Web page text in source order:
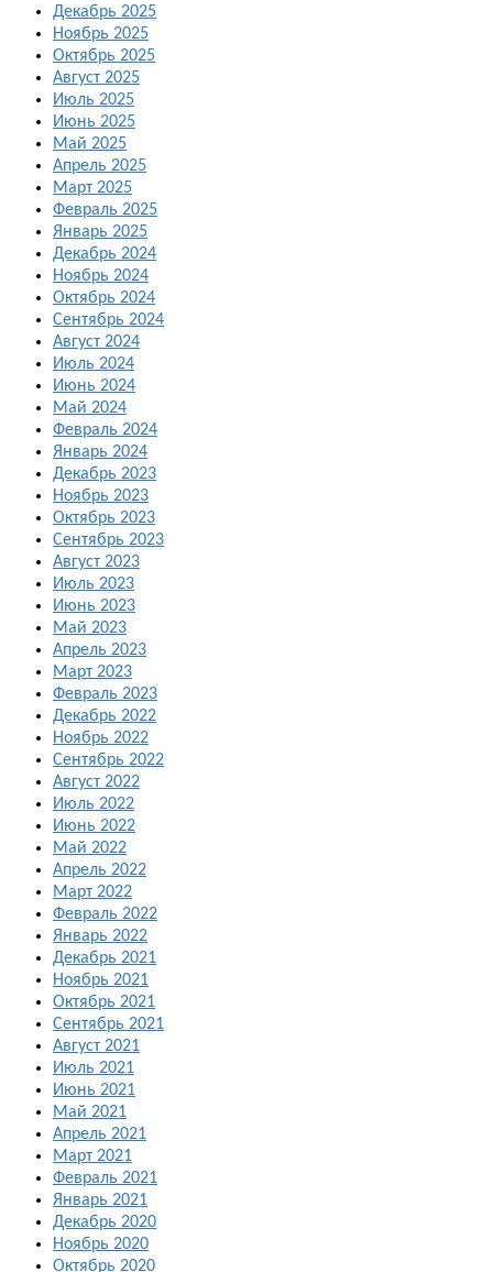
Декабрь 2025
Ноябрь 2025
Октябрь 2025
Август 2025
Июль 2025
Июнь 2025
Май 2025
Апрель 2025
Март 2025
Февраль 2025
Январь 2025
Декабрь 2024
Ноябрь 2024
Октябрь 2024
Сентябрь 2024
Август 2024
Июль 2024
Июнь 2024
Май 2024
Февраль 2024
Январь 2024
Декабрь 2023
Ноябрь 2023
Октябрь 2023
Сентябрь 2023
Август 2023
Июль 2023
Июнь 2023
Май 2023
Апрель 2023
Март 2023
Февраль 2023
Декабрь 2022
Ноябрь 2022
Сентябрь 2022
Август 2022
Июль 2022
Июнь 2022
Май 2022
Апрель 2022
Март 2022
Февраль 2022
Январь 2022
Декабрь 2021
Ноябрь 2021
Октябрь 2021
Сентябрь 2021
Август 2021
Июль 2021
Июнь 2021
Май 2021
Апрель 2021
Март 2021
Февраль 2021
Январь 2021
Декабрь 2020
Ноябрь 2020
Октябрь 2020